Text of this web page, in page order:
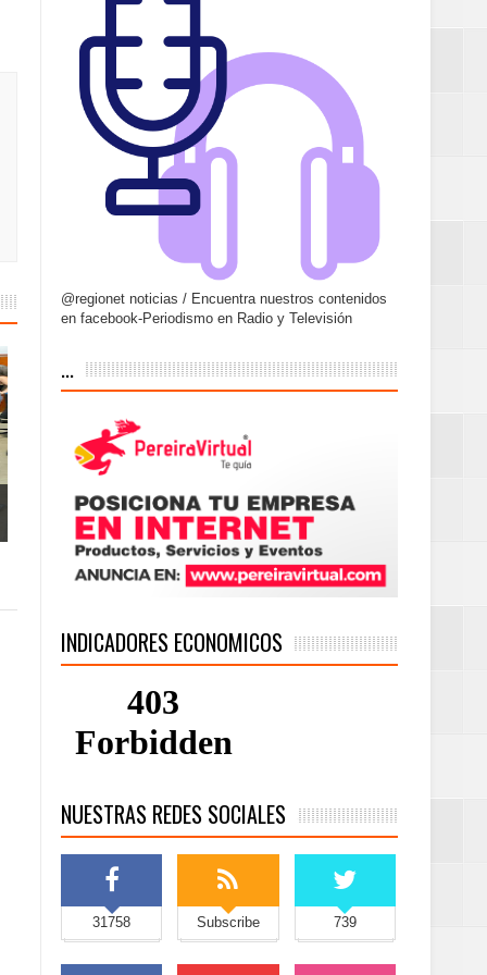
@regionet noticias / Encuentra nuestros contenidos
en facebook-Periodismo en Radio y Televisión
...
INDICADORES ECONOMICOS
NUESTRAS REDES SOCIALES
31758 Subscribe 739